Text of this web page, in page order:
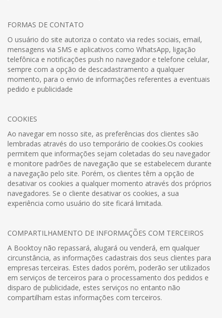
FORMAS DE CONTATO
O usuário do site autoriza o contato via redes sociais, email,
mensagens via SMS e aplicativos como WhatsApp, ligação
telefônica e notificações push no navegador e telefone celular,
sempre com a opção de descadastramento a qualquer
momento, para o envio de informações referentes a eventuais
pedido e publicidade
COOKIES
Ao navegar em nosso site, as preferências dos clientes são
lembradas através do uso temporário de cookies.Os cookies
permitem que informações sejam coletadas do seu navegador
e monitore padrões de navegação que se estabelecem durante
a navegação pelo site. Porém, os clientes têm a opção de
desativar os cookies a qualquer momento através dos próprios
navegadores. Se o cliente desativar os cookies, a sua
experiência como usuário do site ficará limitada.
COMPARTILHAMENTO DE INFORMAÇÕES COM TERCEIROS
A Booktoy não repassará, alugará ou venderá, em qualquer
circunstância, as informações cadastrais dos seus clientes para
empresas terceiras. Estes dados porém, poderão ser utilizados
em serviços de terceiros para o processamento dos pedidos e
disparo de publicidade, estes serviços no entanto não
compartilham estas informações com terceiros.